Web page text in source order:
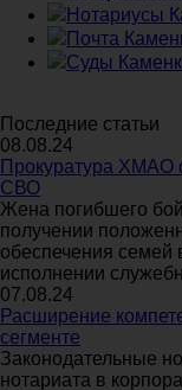
Нотариусы
Почта
Суды
Последние статьи
08.08.24
Прокуратура ХМАО
СВО
Жена погибшего
получении
обеспечения
исполнении
07.08.24
Расширение
сегменте
Законодательные
нотариата в